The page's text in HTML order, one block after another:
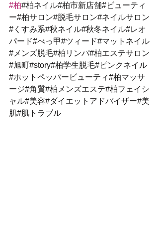
#柏#柏ネイル#柏市新店舗#ビューティ
ー#柏サロン#脱毛サロン#ネイルサロン
#くすみ系#秋ネイル#秋冬ネイル#レオ
パード#べっ甲#ツィード#マットネイル
#メンズ脱毛#柏リンパ#柏エステサロン
#旭町#story#柏学生脱毛#ピンクネイル
#ホットペッパービューティ#柏マッサ
ージ#角質#柏メンズエステ#柏フェイシ
ャル#美容#ダイエットアドバイザー#美
肌#肌トラブル